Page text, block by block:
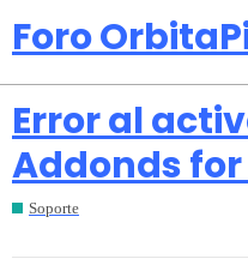
Foro
Error al
Addonds
Soporte